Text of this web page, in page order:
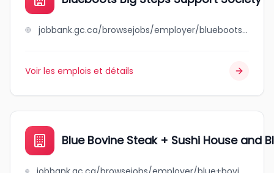
jobbank.gc.ca/browsejobs/employer/blueboots+big+steps+support+society/ca
Voir les emplois et détails
Blue Bovine Steak + Sushi House and